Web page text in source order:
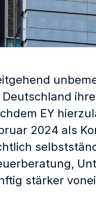
Deutschland
EY
2024 als
stärker